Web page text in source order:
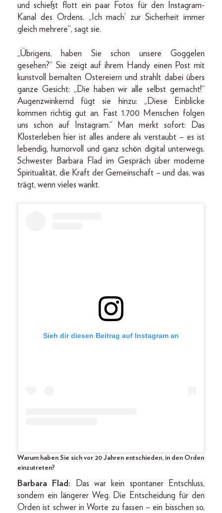
und schießt flott ein paar Fotos für den Instagram-
Kanal des Ordens. „Ich mach’ zur Sicherheit immer
gleich mehrere“, sagt sie.
„Übrigens, haben Sie schon unsere Goggelen
gesehen?“ Sie zeigt auf ihrem Handy einen Post mit
kunstvoll bemalten Ostereiern und strahlt dabei übers
ganze Gesicht: „Die haben wir alle selbst gemacht!“
Augenzwinkernd fügt sie hinzu: „Diese Einblicke
kommen richtig gut an. Fast 1.700 Menschen folgen
uns schon auf Instagram.“ Man merkt sofort: Das
Klosterleben hier ist alles andere als verstaubt – es ist
lebendig, humorvoll und ganz schön digital unterwegs.
Schwester Barbara Flad im Gespräch über moderne
Spiritualität, die Kraft der Gemeinschaft – und das, was
trägt, wenn vieles wankt.
Sieh dir diesen Beitrag auf Instagram an
Warum haben Sie sich vor 20 Jahren entschieden, in den Orden
einzutreten?
Barbara Flad:
Das war kein spontaner Entschluss,
sondern ein längerer Weg. Die Entscheidung für den
Orden ist schwer in Worte zu fassen – ein bisschen so,